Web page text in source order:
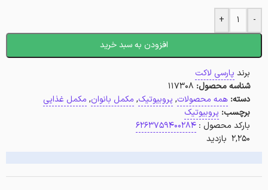
-
+
افزودن به سبد خرید
برند پارسی لاکت
شناسه محصول: 117308
دسته: همه محصولات, پروبیوتیک, مکمل بانوان, مکمل غذایی
برچسب: پروبیوتیک
بارکد محصول : 6263759400284
2,250 بازدید